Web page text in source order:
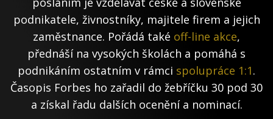
podnikatele, živnostníky, majitele firem a jejich
zaměstnance. Pořádá také off-line akce,
přednáší na vysokých školách a pomáhá s
podnikáním ostatním v rámci spolupráce 1:1.
Časopis Forbes ho zařadil do žebříčku 30 pod 30
a získal řadu dalších ocenění a nominací.